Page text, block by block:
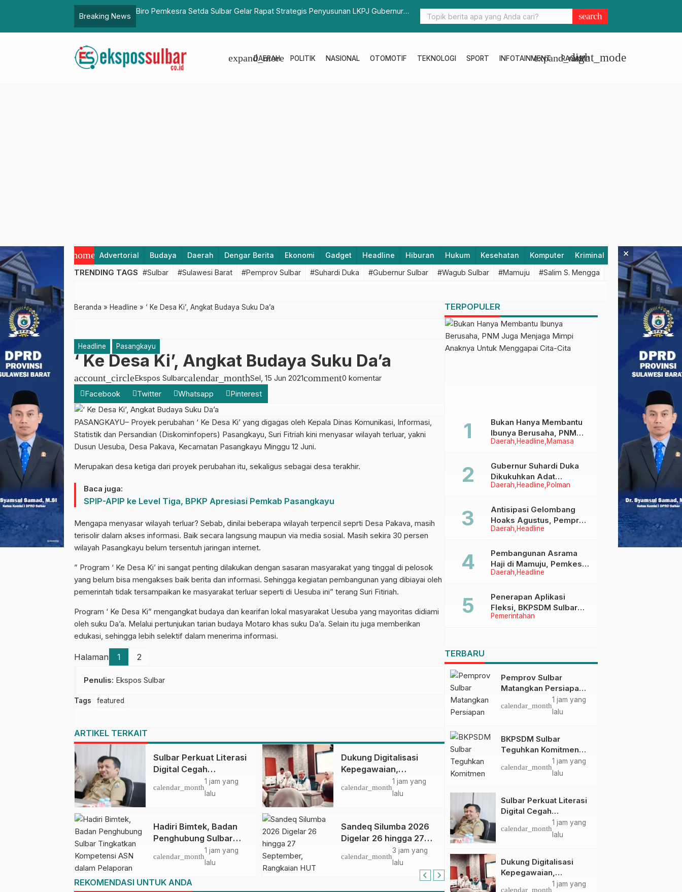
Breaking News
Biro Pemkesra Setda Sulbar Gelar Rapat Strategis Penyusunan LKPJ Gubernur
Pemprov Sulbar Mantapkan Program Pastipadu, Libatkan Semua Pihak
Penurunan Stunting dan Kemiskinan
search
DAERAH
expand_more POLITIK NASIONAL OTOMOTIF TEKNOLOGI SPORT INFOTAINMENT RAGAM
expand_morelight_mode
home Advertorial Budaya Daerah Dengar Berita Ekonomi Gadget Headline Hiburan Hukum Kesehatan Komputer Kriminal Lifestyle
TRENDING TAGS #Sulbar #Sulawesi Barat #Pemprov Sulbar #Suhardi Duka #Gubernur Sulbar #Wagub Sulbar #Mamuju #Salim S. Mengga #featured #Polda
Beranda » Headline » ‘ Ke Desa Ki’, Angkat Budaya Suku Da’a
Headline Pasangkayu
‘ Ke Desa Ki’, Angkat Budaya Suku Da’a
account_circleEkspos Sulbarcalendar_monthSel, 15 Jun 2021comment0 komentar
Facebook
Twitter Whatsapp Pinterest
PASANGKAYU– Proyek perubahan ‘ Ke Desa Ki’ yang digagas oleh Kepala Dinas Komunikasi, Informasi,
Statistik dan Persandian (Diskominfopers) Pasangkayu, Suri Fitriah kini menyasar wilayah terluar, yakni
Dusun Uesuba, Desa Pakava, Kecamatan Pasangkayu Minggu 12 Juni.
Merupakan desa ketiga dari proyek perubahan itu, sekaligus sebagai desa terakhir.
Baca juga:
SPIP-APIP ke Level Tiga, BPKP Apresiasi Pemkab Pasangkayu
Mengapa menyasar wilayah terluar? Sebab, dinilai beberapa wilayah terpencil seprti Desa Pakava, masih
terisolir dalam akses informasi. Baik secara langsung maupun via media sosial. Masih sekira 30 persen
wilayah Pasangkayu belum tersentuh jaringan internet.
” Program ‘ Ke Desa Ki’ ini sangat penting dilakukan dengan sasaran masyarakat yang tinggal di pelosok
yang belum bisa mengakses baik berita dan informasi. Sehingga kegiatan pembangunan yang dibiayai oleh
pemerintah tidak tersampaikan ke masyarakat terluar seperti di Uesuba ini” terang Suri Fitiriah.
Program ‘ Ke Desa Ki” mengangkat budaya dan kearifan lokal masyarakat Uesuba yang mayoritas didiami
oleh suku Da’a. Melalui pertunjukan tarian budaya Motaro khas suku Da’a. Selain itu juga memberikan
edukasi, sehingga lebih selektif dalam menerima informasi.
Halaman 1 2
Penulis: Ekspos Sulbar
Tags featured
ARTIKEL TERKAIT
Sulbar Perkuat Literasi
Digital Cegah
Kejahatan Love
Scamming
calendar_month
1 jam yang
lalu
Dukung Digitalisasi
Kepegawaian,
DPMPTSP Sulbar Siap
Terapkan Aplikasi
calendar_month
1 jam yang
lalu
Hadiri Bimtek, Badan
Penghubung Sulbar
Kompetensi ASN dalam
PPN Gunakan Aplikasi
calendar_month
1 jam yang
lalu
Sandeq Silumba 2026
Digelar 26 hingga 27
September, Rangkaian
HUT Sulbar
calendar_month
3 jam yang
lalu
REKOMENDASI UNTUK ANDA
TERPOPULER
Daerah Headline Mamasa
Bukan Hanya Membantu
Ibunya Berusaha, PNM
Juga Menjaga Mimpi
Menggapai Cita-Cita
Daerah Headline Polman
Gubernur Suhardi Duka
Dikukuhkan Adat
Balanipa, Raih Gelar Sulo
Daerah Headline
Antisipasi Gelombang
Hoaks Agustus, Pemprov
Sulbar Ajak Warga Jaga
Daerah Headline
Pembangunan Asrama
Haji di Mamuju, Pemkesra
dan Kementerian Haji
Pemerintahan
Penerapan Aplikasi
Fleksi, BKPSDM Sulbar
Dorong Transformasi
TERBARU
Pemprov Sulbar
Matangkan Persiapan
HUT Ke-81 RI, Puncak
Upacara di Lapangan
calendar_month
1 jam yang
lalu
BKPSDM Sulbar
Teguhkan Komitmen
Pengembangan
Kompetensi ASN
Perjanjian Tugas
Belajar 2026
calendar_month
1 jam yang
lalu
Sulbar Perkuat Literasi
Digital Cegah
Kejahatan Love
Scamming
calendar_month
1 jam yang
lalu
Dukung Digitalisasi
Kepegawaian,
DPMPTSP Sulbar Siap
calendar_month
1 jam yang
×